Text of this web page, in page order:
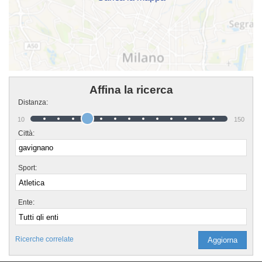
Affina la ricerca
Distanza:
10 150
Città:
Sport:
Ente:
Ricerche correlate